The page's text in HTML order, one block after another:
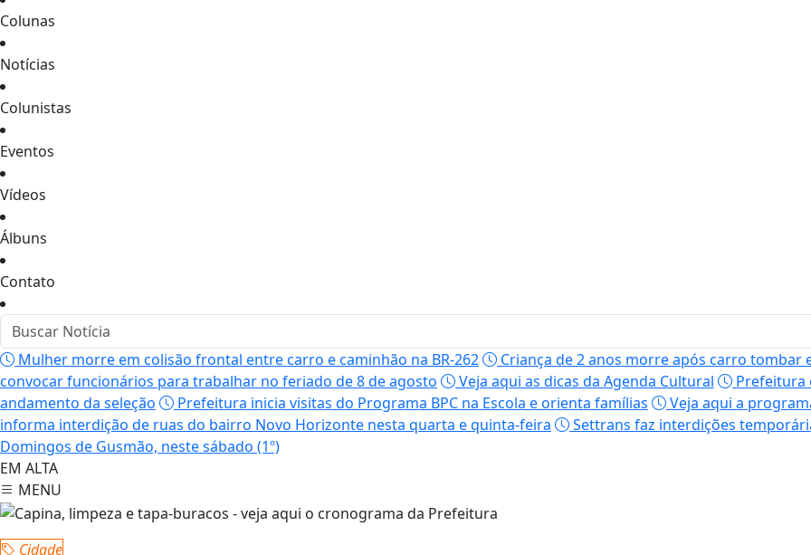
Colunas
Notícias
Colunistas
Eventos
Vídeos
Álbuns
Contato
Mulher morre em colisão frontal entre carro e caminhão na BR-262
Criança de 2 anos morre após carro tombar
convocar funcionários para trabalhar no feriado de 8 de agosto
Veja aqui as dicas da Agenda Cultural
Prefeitura
andamento da seleção
Prefeitura inicia visitas do Programa BPC na Escola e orienta famílias
Veja aqui a
informa interdição de ruas do bairro Novo Horizonte nesta quarta e quinta-feira
Settrans faz interdições
Domingos de Gusmão, neste sábado (1º)
EM ALTA
MENU
Cidade